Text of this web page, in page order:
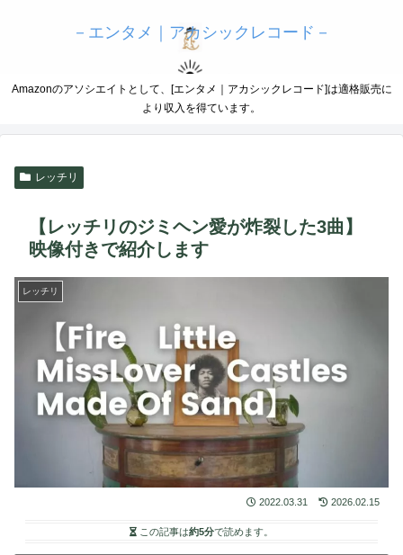
－エンタメ｜アカシックレコード－
Amazonのアソシエイトとして、[エンタメ｜アカシックレコード]は適格販売に
より収入を得ています。
レッチリ
【レッチリのジミヘン愛が炸裂した3曲】
映像付きで紹介します
レッチリ
2022.03.31 2026.02.15
この記事は約5分で読めます。